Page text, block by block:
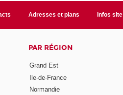
Adresses et plans Infos site
PAR RÉGION
Grand Est
Ile-de-France
Normandie